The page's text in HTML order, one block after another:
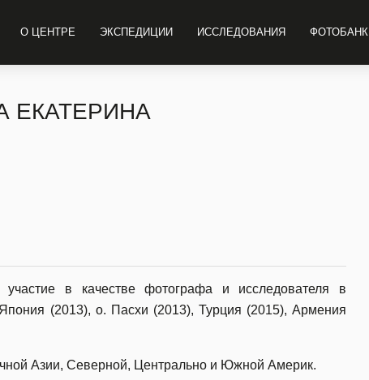
О ЦЕНТРЕ ЭКСПЕДИЦИИ ИССЛЕДОВАНИЯ ФОТОБАНК
ЕКАТЕРИНА
в качестве фотографа и исследователя в
(2013), о. Пасхи (2013), Турция (2015), Армения
Азии, Северной, Центрально и Южной Америк.